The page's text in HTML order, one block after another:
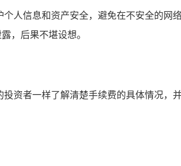
人信息和资产安全，避免在不安全的网
，后果不堪设想。
资者一样了解清楚手续费的具体情况，